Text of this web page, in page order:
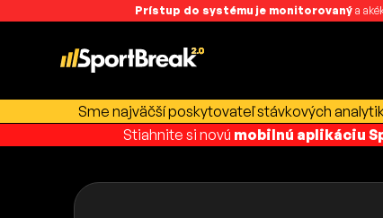
Prístup do systému je monitorovanýa
Sme najväčší poskytovateľ stávkových
Stiahnite si novú mobilnú aplikáciu